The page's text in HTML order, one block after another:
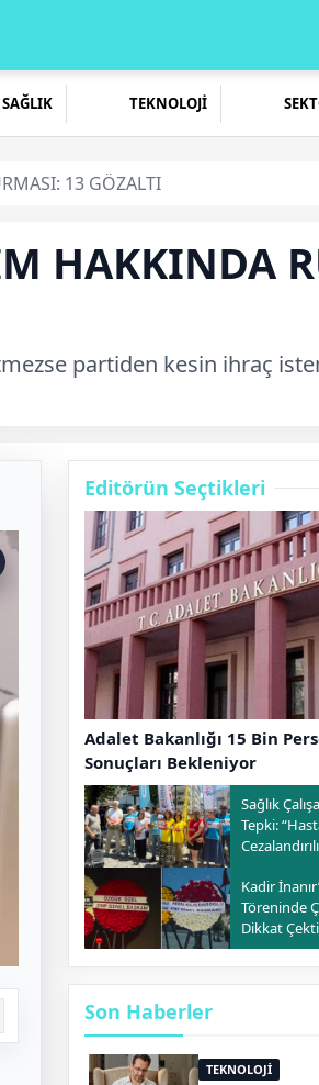
SAĞLIK TEKNOLOJİ
13 GÖZALTI
HAKKINDA
partiden kesin ihraç
Editörün Seçtikleri
Adalet Bakanlığı 15 Bin
Sonuçları Bekleniyor
Sağlık
Tepki:
Kadir
Töreninde
Dikkat Çekti
Son Haberler
TEKNOLOJİ